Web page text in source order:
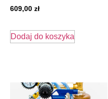
609,00 zł
Dodaj do koszyka